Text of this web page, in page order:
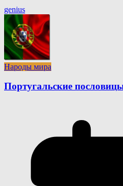
genius
Народы мира
Португальские